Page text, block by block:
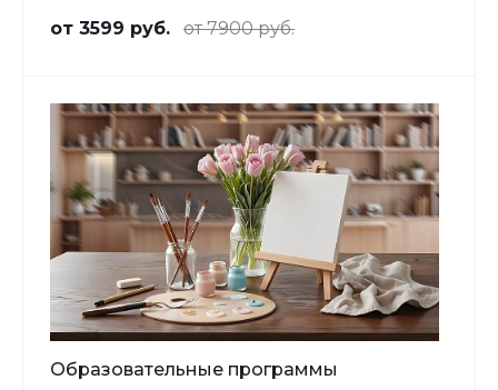
от 3599 руб. от 7900 руб.
Образовательные программы